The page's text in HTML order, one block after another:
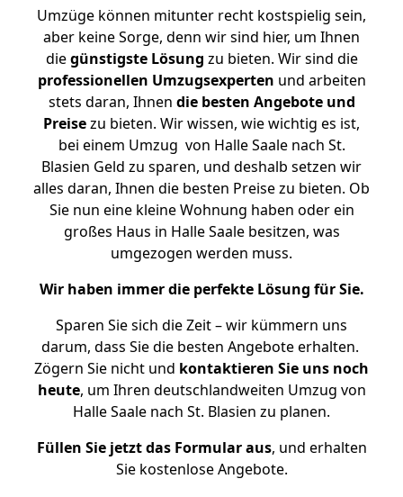
Umzüge können mitunter recht kostspielig sein,
aber keine Sorge, denn wir sind hier, um Ihnen
diegünstigste Lösung zu bieten. Wir sind die
professionellen Umzugsexperten und arbeiten
stets daran, Ihnen die besten Angebote und
Preisezu bieten. Wir wissen, wie wichtig es ist,
bei einem Umzug von Halle Saale nach St.
Blasien Geld zu sparen, und deshalb setzen wir
alles daran, Ihnen die besten Preise zu bieten. Ob
Sie nun eine kleine Wohnung haben oder ein
großes Haus in Halle Saale besitzen, was
umgezogen werden muss.
Wir haben immer die perfekte Lösung für Sie.
Sparen Sie sich die Zeit – wir kümmern uns
darum, dass Sie die besten Angebote erhalten.
Zögern Sie nicht und kontaktieren Sie uns noch
heute, um Ihren deutschlandweiten Umzug von
Halle Saale nach St. Blasien zu planen.
Füllen Sie jetzt das Formular aus, und erhalten
Sie kostenlose Angebote.